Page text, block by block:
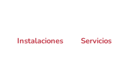
Instalaciones Servicios